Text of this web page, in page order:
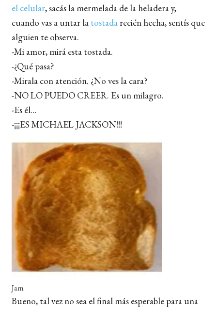
el celular, sacás la mermelada de la heladera y,
cuando vas a untar la tostada recién hecha, sentís que
alguien te observa.
-Mi amor, mirá esta tostada.
-¿Qué pasa?
-Mirala con atención. ¿No ves la cara?
-NO LO PUEDO CREER. Es un milagro.
-Es él…
-¡¡¡ES MICHAEL JACKSON!!!
Jam.
Bueno, tal vez no sea el final más esperable para una